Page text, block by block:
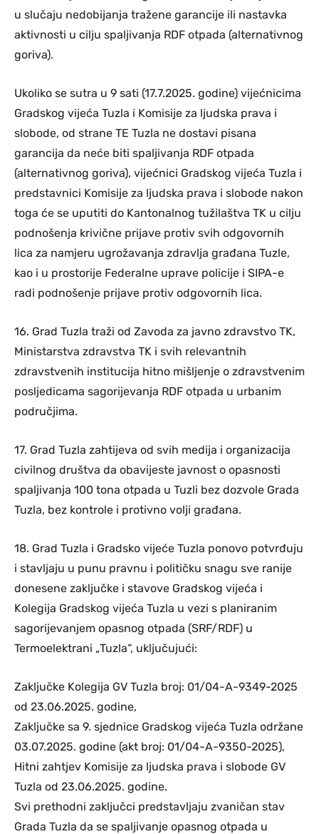
u slučaju nedobijanja tražene garancije ili nastavka
aktivnosti u cilju spaljivanja RDF otpada (alternativnog
goriva).
Ukoliko se sutra u 9 sati (17.7.2025. godine) vijećnicima
Gradskog vijeća Tuzla i Komisije za ljudska prava i
slobode, od strane TE Tuzla ne dostavi pisana
garancija da neće biti spaljivanja RDF otpada
(alternativnog goriva), vijećnici Gradskog vijeća Tuzla i
predstavnici Komisije za ljudska prava i slobode nakon
toga će se uputiti do Kantonalnog tužilaštva TK u cilju
podnošenja krivične prijave protiv svih odgovornih
lica za namjeru ugrožavanja zdravlja građana Tuzle,
kao i u prostorije Federalne uprave policije i SIPA-e
radi podnošenje prijave protiv odgovornih lica.
16. Grad Tuzla traži od Zavoda za javno zdravstvo TK,
Ministarstva zdravstva TK i svih relevantnih
zdravstvenih institucija hitno mišljenje o zdravstvenim
posljedicama sagorijevanja RDF otpada u urbanim
područjima.
17. Grad Tuzla zahtijeva od svih medija i organizacija
civilnog društva da obavijeste javnost o opasnosti
spaljivanja 100 tona otpada u Tuzli bez dozvole Grada
Tuzla, bez kontrole i protivno volji građana.
18. Grad Tuzla i Gradsko vijeće Tuzla ponovo potvrđuju
i stavljaju u punu pravnu i političku snagu sve ranije
donesene zaključke i stavove Gradskog vijeća i
Kolegija Gradskog vijeća Tuzla u vezi s planiranim
sagorijevanjem opasnog otpada (SRF/RDF) u
Termoelektrani „Tuzla“, uključujući:
Zaključke Kolegija GV Tuzla broj: 01/04-A-9349-2025
od 23.06.2025. godine,
Zaključke sa 9. sjednice Gradskog vijeća Tuzla održane
03.07.2025. godine (akt broj: 01/04-A-9350-2025),
Hitni zahtjev Komisije za ljudska prava i slobode GV
Tuzla od 23.06.2025. godine.
Svi prethodni zaključci predstavljaju zvaničan stav
Grada Tuzla da se spaljivanje opasnog otpada u